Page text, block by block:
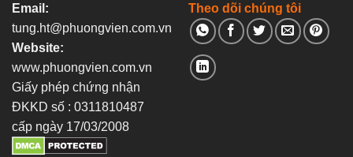
Email:
tung.ht@phuongvien.com.vn
Website:
www.phuongvien.com.vn
Giấy phép chứng nhận
ĐKKD số : 0311810487
cấp ngày 17/03/2008
Theo dõi chúng tôi